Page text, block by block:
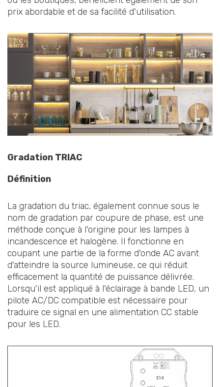
prix abordable et de sa facilité d'utilisation.
Gradation TRIAC
Définition
La gradation du triac, également connue sous le
nom de gradation par coupure de phase, est une
méthode conçue à l'origine pour les lampes à
incandescence et halogène. Il fonctionne en
coupant une partie de la forme d'onde AC avant
d'atteindre la source lumineuse, ce qui réduit
efficacement la quantité de puissance délivrée.
Lorsqu'il est appliqué à l'éclairage à bande LED, un
pilote AC/DC compatible est nécessaire pour
traduire ce signal en une alimentation CC stable
pour les LED.